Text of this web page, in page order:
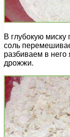
В глубокую
соль
разбиваем в
дрожжи.